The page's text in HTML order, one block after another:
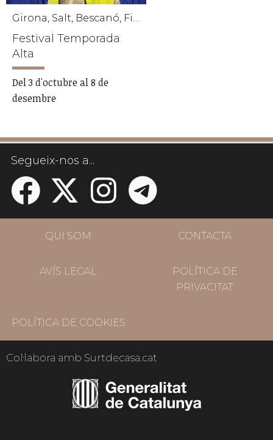
Girona, Salt, Bescanó, Figueres, Maçanet de la Selva, Palafrugell, Sant Gregori, Torroella de Montgrí
Festival Temporada
Alta
Del 3 d'octubre al 8 de
desembre
Segueix-nos a...
QUI SOM CONTACTA
AVÍS LEGAL
POLÍTICA DE
PRIVACITAT
POLÍTICA DE COOKIES
Col·labora amb Surtdecasa.cat